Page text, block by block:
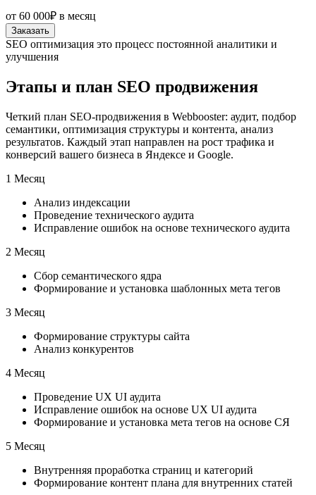
от 60 000₽ в месяц
Заказать
SEO оптимизация это процесс постоянной аналитики и
улучшения
Этапы и план SEO продвижения
Четкий план SEO-продвижения в Webbooster: аудит, подбор
семантики, оптимизация структуры и контента, анализ
результатов. Каждый этап направлен на рост трафика и
конверсий вашего бизнеса в Яндексе и Google.
1 Месяц
Анализ индексации
Проведение технического аудита
Исправление ошибок на основе технического аудита
2 Месяц
Сбор семантического ядра
Формирование и установка шаблонных мета тегов
3 Месяц
Формирование структуры сайта
Анализ конкурентов
4 Месяц
Проведение UX UI аудита
Исправление ошибок на основе UX UI аудита
Формирование и установка мета тегов на основе СЯ
5 Месяц
Внутренняя проработка страниц и категорий
Формирование контент плана для внутренних статей